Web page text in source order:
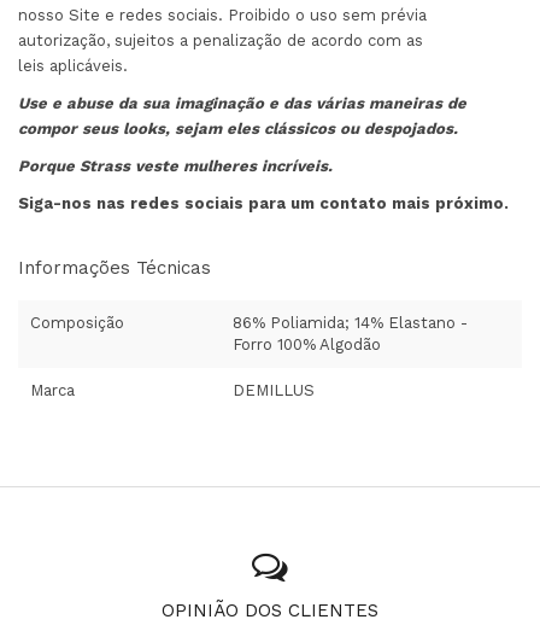
nosso Site e redes sociais. Proibido o uso sem prévia
autorização, sujeitos a penalização de acordo com as
leis aplicáveis.
Use e abuse da sua imaginação e das várias maneiras de
compor seus looks, sejam eles clássicos ou despojados.
Porque Strass veste mulheres incríveis.
Siga-nos nas redes sociais para um contato mais próximo.
Informações Técnicas
Composição
86% Poliamida; 14% Elastano -
Forro 100% Algodão
Marca DEMILLUS
OPINIÃO DOS CLIENTES